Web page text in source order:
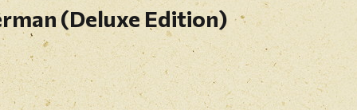
(Deluxe Edition)